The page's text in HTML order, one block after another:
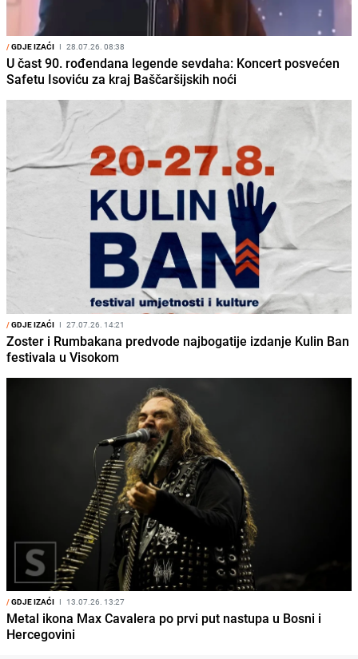
/GDJE IZAĆI I 28.07.26. 08:38
U čast 90. rođendana legende sevdaha: Koncert posvećen
Safetu Isoviću za kraj Baščaršijskih noći
/GDJE IZAĆI I 27.07.26. 14:21
Zoster i Rumbakana predvode najbogatije izdanje Kulin Ban
festivala u Visokom
/GDJE IZAĆI I 13.07.26. 13:27
Metal ikona Max Cavalera po prvi put nastupa u Bosni i
Hercegovini